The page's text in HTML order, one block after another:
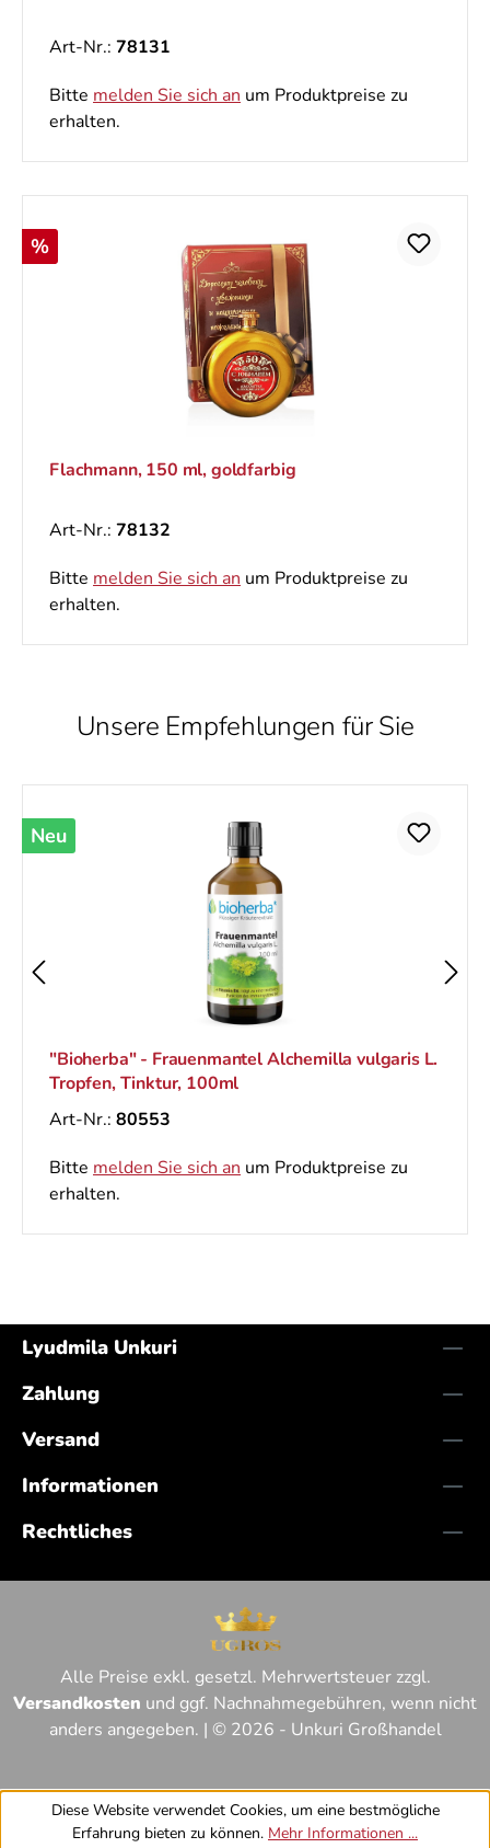
Art-Nr.: 78131
Bitte melden Sie sich an um Produktpreise zu
erhalten.
Rabatt
%
Flachmann, 150 ml, goldfarbig
Art-Nr.: 78132
Bitte melden Sie sich an um Produktpreise zu
erhalten.
Produktgalerie überspringen
Unsere Empfehlungen für Sie
Neu
"Bioherba" - Frauenmantel Alchemilla vulgaris L.
Tropfen, Tinktur, 100ml
Art-Nr.: 80553
Bitte melden Sie sich an um Produktpreise zu
erhalten.
Lyudmila Unkuri
Zahlung
Versand
Informationen
Rechtliches
Alle Preise exkl. gesetzl. Mehrwertsteuer zzgl.
Versandkosten und ggf. Nachnahmegebühren, wenn nicht
anders angegeben. | © 2026 - Unkuri Großhandel
Diese Website verwendet Cookies, um eine bestmögliche
Erfahrung bieten zu können. Mehr Informationen ...